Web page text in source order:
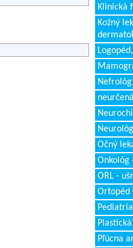
Klinická
Kožný
Očný
Onkológ
ORL -
Ortopéd
Pediatria
Pľúcna